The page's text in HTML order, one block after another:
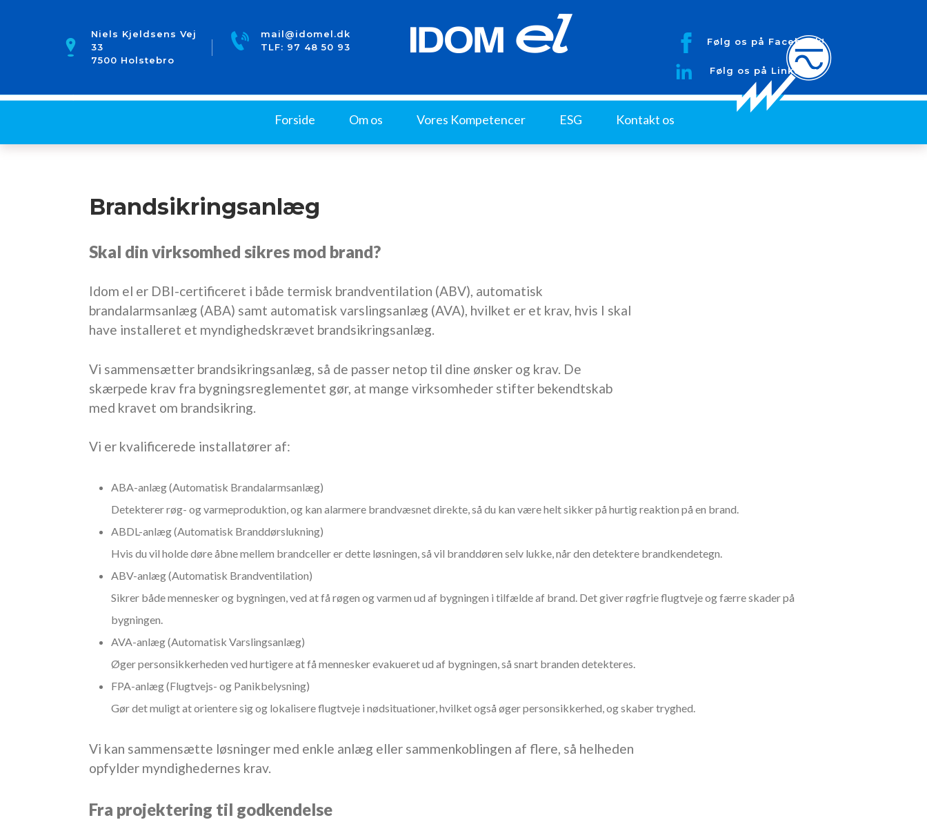
Niels Kjeldsens Vej
33
7500 Holstebro
mail@idomel.dk
TLF: 97 48 50 93 Følg os på Facebook!
Følg os på LinkedIn!
Forside Om os Vores Kompetencer ESG Kontakt os
Brandsikringsanlæg
Skal din virksomhed sikres mod brand?
Idom el er DBI-certificeret i både termisk brandventilation (ABV), automatisk
brandalarmsanlæg (ABA) samt automatisk varslingsanlæg (AVA), hvilket er et krav, hvis I skal
have installeret et myndighedskrævet brandsikringsanlæg.
Vi sammensætter brandsikringsanlæg, så de passer netop til dine ønsker og krav. De
skærpede krav fra bygningsreglementet gør, at mange virksomheder stifter bekendtskab
med kravet om brandsikring.
Vi er kvalificerede installatører af:
ABA-anlæg (Automatisk Brandalarmsanlæg)
Detekterer røg- og varmeproduktion, og kan alarmere brandvæsnet direkte, så du kan være helt sikker på hurtig reaktion på en brand.
ABDL-anlæg (Automatisk Branddørslukning)
Hvis du vil holde døre åbne mellem brandceller er dette løsningen, så vil branddøren selv lukke, når den detektere brandkendetegn.
ABV-anlæg (Automatisk Brandventilation)
Sikrer både mennesker og bygningen, ved at få røgen og varmen ud af bygningen i tilfælde af brand. Det giver røgfrie flugtveje og færre skader på
bygningen.
AVA-anlæg (Automatisk Varslingsanlæg)
Øger personsikkerheden ved hurtigere at få mennesker evakueret ud af bygningen, så snart branden detekteres.
FPA-anlæg (Flugtvejs- og Panikbelysning)
Gør det muligt at orientere sig og lokalisere flugtveje i nødsituationer, hvilket også øger personsikkerhed, og skaber tryghed.
Vi kan sammensætte løsninger med enkle anlæg eller sammenkoblingen af flere, så helheden
opfylder myndighedernes krav.
Fra projektering til godkendelse